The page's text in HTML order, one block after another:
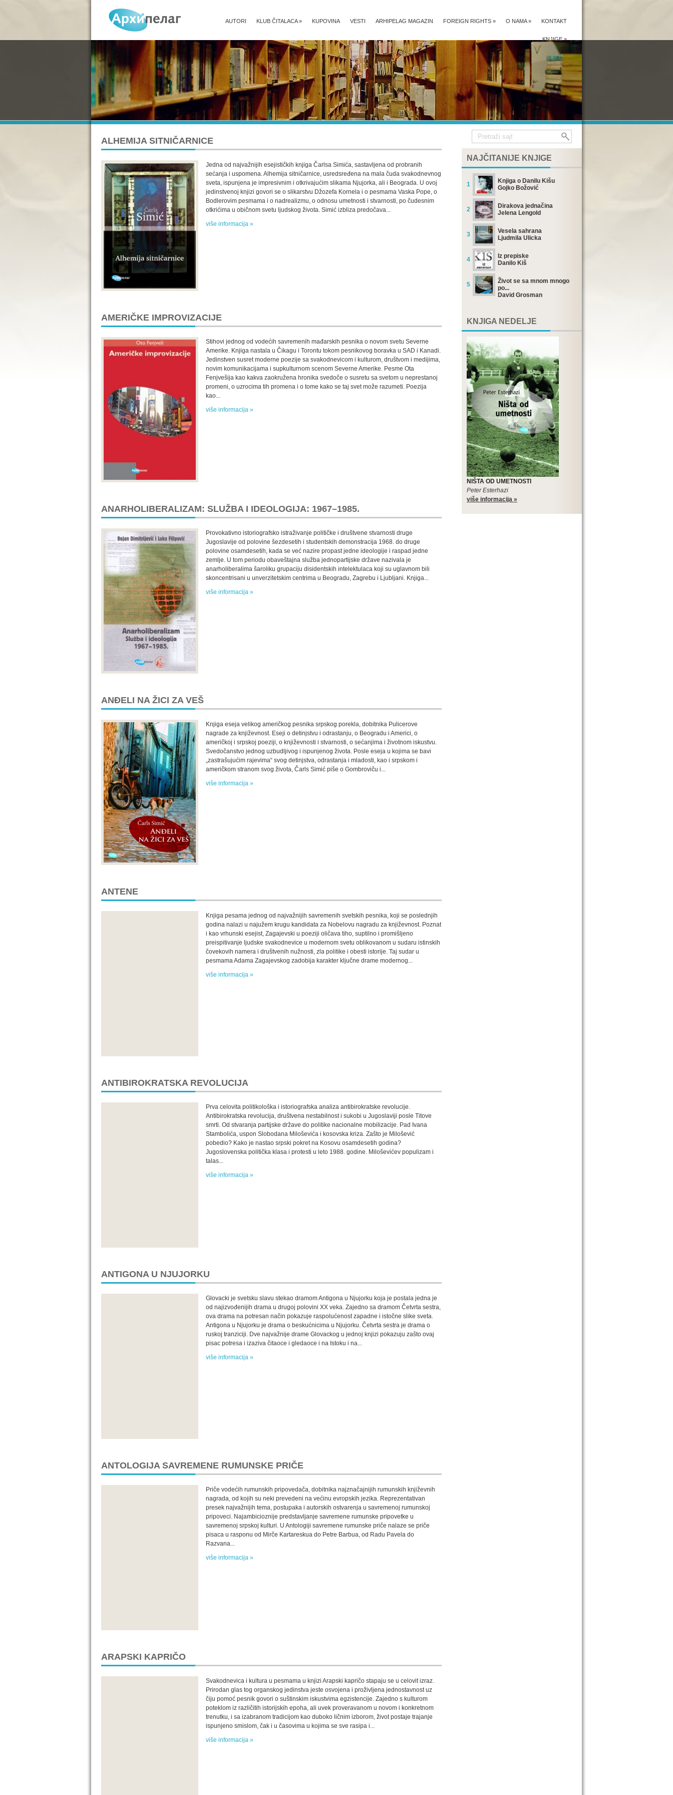
KONTAKT
O NAMA»
FOREIGN RIGHTS »
ARHIPELAG MAGAZIN
VESTI
KUPOVINA
KLUB ČITALACA»
AUTORI
KNJIGE»
ALHEMIJA SITNIČARNICE
Jedna od najvažnijih esejističkih knjiga Čarlsa Simića, sastavljena od probranih
sećanja i uspomena. Alhemija sitničarnice, usredsređena na mala čuda svakodnevnog
sveta, ispunjena je impresivnim i otkrivajućim slikama Njujorka, ali i Beograda. U ovoj
jedinstvenoj knjizi govori se o slikarstvu Džozefa Kornela i o pesmama Vaska Pope, o
Bodlerovim pesmama i o nadrealizmu, o odnosu umetnosti i stvarnosti, po čudesnim
otkrićima u običnom svetu ljudskog života. Simić izbliza predočava...
više informacija »
AMERIČKE IMPROVIZACIJE
Stihovi jednog od vodećih savremenih mađarskih pesnika o novom svetu Severne
Amerike. Knjiga nastala u Čikagu i Torontu tokom pesnikovog boravka u SAD i Kanadi.
Jedinstven susret moderne poezije sa svakodnevicom i kulturom, društvom i medijima,
novim komunikacijama i supkulturnom scenom Severne Amerike. Pesme Ota
Fenjvešija kao kakva zaokružena hronika svedoče o susretu sa svetom u neprestanoj
promeni, o uzrocima tih promena i o tome kako se taj svet može razumeti. Poezija
kao...
više informacija »
ANARHOLIBERALIZAM: SLUŽBA I IDEOLOGIJA: 1967–1985.
Provokativno istoriografsko istraživanje političke i društvene stvarnosti druge
Jugoslavije od polovine šezdesetih i studentskih demonstracija 1968. do druge
polovine osamdesetih, kada se već nazire propast jedne ideologije i raspad jedne
zemlje. U tom periodu obaveštajna služba jednopartijske države nazivala je
anarholiberalima šaroliku grupaciju disidentskih intelektulaca koji su uglavnom bili
skoncentrisani u unverzitetskim centrima u Beogradu, Zagrebu i Ljubljani. Knjiga...
više informacija »
ANĐELI NA ŽICI ZA VEŠ
Knjiga eseja velikog američkog pesnika srpskog porekla, dobitnika Pulicerove
nagrade za književnost. Eseji o detinjstvu i odrastanju, o Beogradu i Americi, o
američkoj i srpskoj poeziji, o književnosti i stvarnosti, o sećanjima i životnom iskustvu.
Svedočanstvo jednog uzbudljivog i ispunjenog života. Posle eseja u kojima se bavi
„zastrašujućim rajevima“ svog detinjstva, odrastanja i mladosti, kao i srpskom i
američkom stranom svog života, Čarls Simić piše o Gombroviču i...
više informacija »
ANTENE
Knjiga pesama jednog od najvažnijih savremenih svetskih pesnika, koji se poslednjih
godina nalazi u najužem krugu kandidata za Nobelovu nagradu za književnost. Poznat
i kao vrhunski esejist, Zagajevski u poeziji oličava tiho, suptilno i promišljeno
preispitivanje ljudske svakodnevice u modernom svetu oblikovanom u sudaru istinskih
čovekovih namera i društvenih nužnosti, zla politike i obesti istorije. Taj sudar u
pesmama Adama Zagajevskog zadobija karakter ključne drame modernog...
više informacija »
ANTIBIROKRATSKA REVOLUCIJA
Prva celovita politikološka i istoriografska analiza antibirokratske revolucije.
Antibirokratska revolucija, društvena nestabilnost i sukobi u Jugoslaviji posle Titove
smrti. Od stvaranja partijske države do politike nacionalne mobilizacije. Pad Ivana
Stambolića, uspon Slobodana Miloševića i kosovska kriza. Zašto je Milošević
pobedio? Kako je nastao srpski pokret na Kosovu osamdesetih godina?
Jugoslovenska politička klasa i protesti u leto 1988. godine. Miloševićev populizam i
talas...
više informacija »
ANTIGONA U NJUJORKU
Glovacki je svetsku slavu stekao dramom Antigona u Njujorku koja je postala jedna je
od najizvođenijih drama u drugoj polovini XX veka. Zajedno sa dramom Četvrta sestra,
ova drama na potresan način pokazuje raspolućenost zapadne i istočne slike sveta.
Antigona u Njujorku je drama o beskućnicima u Njujorku. Četvrta sestra je drama o
ruskoj tranziciji. Dve najvažnije drame Glovackog u jednoj knjizi pokazuju zašto ovaj
pisac potresa i izaziva čitaoce i gledaoce i na Istoku i na...
više informacija »
ANTOLOGIJA SAVREMENE RUMUNSKE PRIČE
Priče vodećih rumunskih pripovedača, dobitnika najznačajnijih rumunskih književnih
nagrada, od kojih su neki prevedeni na većinu evropskih jezika. Reprezentativan
presek najvažnijih tema, postupaka i autorskih ostvarenja u savremenoj rumunskoj
pripoveci. Najambicioznije predstavljanje savremene rumunske pripovetke u
savremenoj srpskoj kulturi. U Antologiji savremene rumunske priče nalaze se priče
pisaca u rasponu od Mirče Kartareskua do Petre Barbua, od Radu Pavela do
Razvana...
više informacija »
ARAPSKI KAPRIČO
Svakodnevica i kultura u pesmama u knjizi Arapski kapričo stapaju se u celovit izraz.
Prirodan glas tog organskog jedinstva jeste osvojena i proživljena jednostavnost uz
čiju pomoć pesnik govori o suštinskim iskustvima egzistencije. Zajedno s kulturom
poteklom iz različitih istorijskih epoha, ali uvek proveravanom u novom i konkretnom
trenutku, i sa izabranom tradicijom kao duboko ličnim izborom, život postaje trajanje
ispunjeno smislom, čak i u časovima u kojima se sve rasipa i...
više informacija »
NAJČITANIJE KNJIGE
1
Knjiga o Danilu Kišu
Gojko Božović
2
Dirakova jednačina
Jelena Lengold
3
Vesela sahrana
Ljudmila Ulicka
4
Iz prepiske
Danilo Kiš
5
Život se sa mnom mnogo
po...
David Grosman
KNJIGA NEDELJE
NIŠTA OD UMETNOSTI
Peter Esterhazi
više informacija »